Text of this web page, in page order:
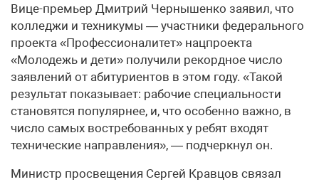
Вице-премьер Дмитрий Чернышенко заявил, что
колледжи и техникумы — участники федерального
проекта «Профессионалитет» нацпроекта
«Молодежь и дети» получили рекордное число
заявлений от абитуриентов в этом году. «Такой
результат показывает: рабочие специальности
становятся популярнее, и, что особенно важно, в
число самых востребованных у ребят входят
технические направления», — подчеркнул он.
Министр просвещения Сергей Кравцов связал